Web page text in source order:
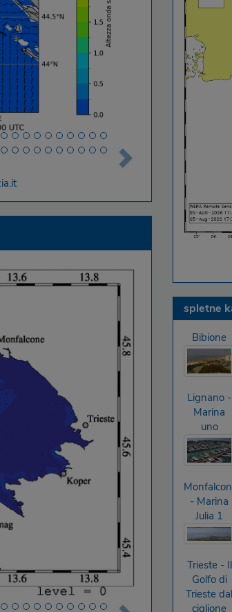
spletne
Bibione
Lignano -
Marina
uno
- Marina
Julia 1
Trieste - Il
Golfo di
Trieste dal
ciglione